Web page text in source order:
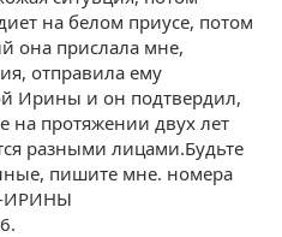
на белом приусе, потом
она прислала мне,
отправила ему
Ирины и он подтвердил,
на протяжении двух лет
разными лицами.Будьте
пишите мне. номера
ИРИНЫ